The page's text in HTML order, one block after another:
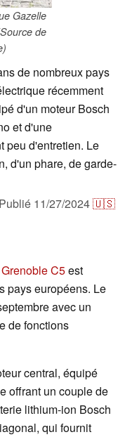
Gazelle
de
de nombreux pays
récemment
d'un moteur Bosch
et d'une
peu d'entretien. Le
d'un phare, de garde-
Publié 11/27/2024🇺🇸
C5est
pays européens. Le
avec un
de fonctions
central, équipé
offrant un couple de
lithium-ion Bosch
qui fournit